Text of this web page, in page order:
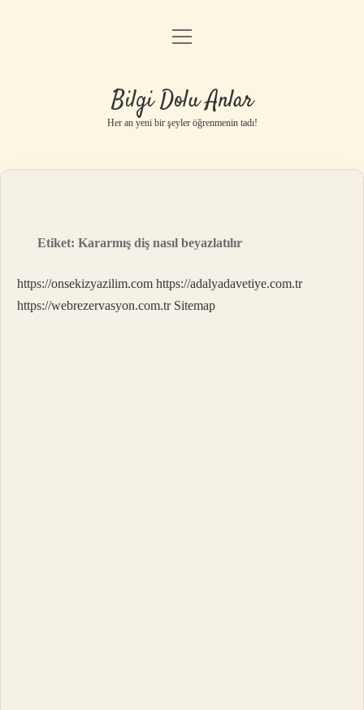
Anasayfa
Yasal Uyarı
menüyü
Bilgi Dolu Anlar
Her an yeni bir şeyler öğrenmenin tadı!
Etiket:Kararmış diş nasıl beyazlatılır
https://onsekizyazilim.com https://adalyadavetiye.com.tr
https://webrezervasyon.com.tr Sitemap